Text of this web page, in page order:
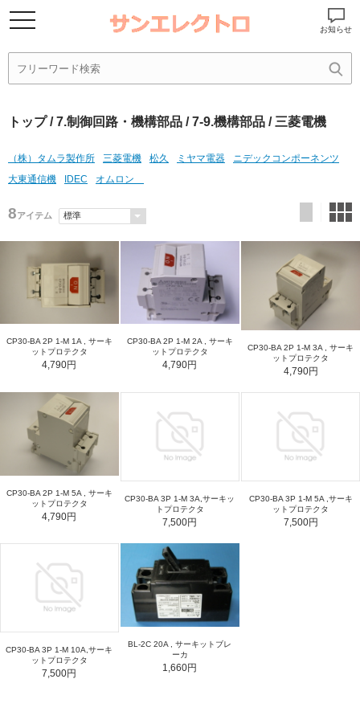
お知らせ
トップ/7.制御回路・機構部品 /7-9.機構部品 / 三菱電機
（株）タムラ製作所 三菱電機 松久 ミヤマ電器
ニデックコンポーネンツ
大東通信機
IDEC オムロン
8アイテム
CP30-BA 2P 1-M 1A , サーキ
ットプロテクタ
4,790円
CP30-BA 2P 1-M 2A , サーキ
ットプロテクタ
4,790円
CP30-BA 2P 1-M 3A , サーキ
ットプロテクタ
4,790円
CP30-BA 2P 1-M 5A , サーキ
ットプロテクタ
4,790円
CP30-BA 3P 1-M 3A,サーキッ
トプロテクタ
7,500円
CP30-BA 3P 1-M 5A ,サーキ
ットプロテクタ
7,500円
CP30-BA 3P 1-M 10A,サーキ
ットプロテクタ
7,500円
BL-2C 20A , サーキットブレ
ーカ
1,660円